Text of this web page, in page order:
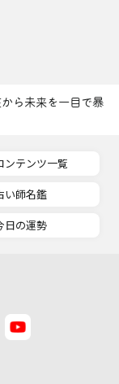
ら未来を一目で暴
ンテンツ一覧
い師名鑑
日の運勢